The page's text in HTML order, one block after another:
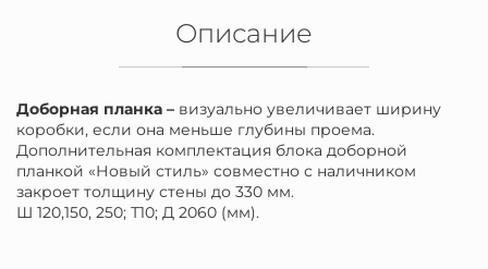
Описание
Доборная планка – визуально увеличивает ширину
коробки, если она меньше глубины проема.
Дополнительная комплектация блока доборной
планкой «Новый стиль» совместно с наличником
закроет толщину стены до 330 мм.
Ш 120,150, 250; Т10; Д 2060 (мм).